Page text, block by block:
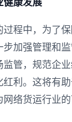
程中，为了
加强管理和
管，规范企
利。这将有助
络货运行业